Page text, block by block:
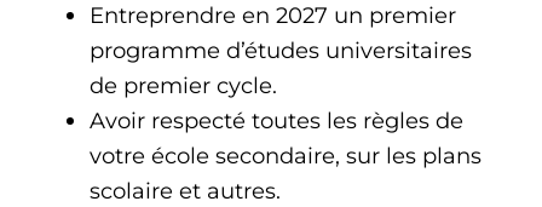
Entreprendre en 2027 un premier
programme d’études universitaires
de premier cycle.
Avoir respecté toutes les règles de
votre école secondaire, sur les plans
scolaire et autres.